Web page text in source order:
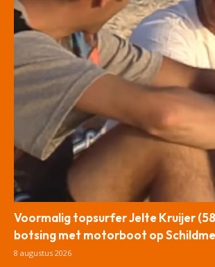
Voormalig topsurfer Jelte Kruijer
botsing met motorboot op
8 augustus 2026